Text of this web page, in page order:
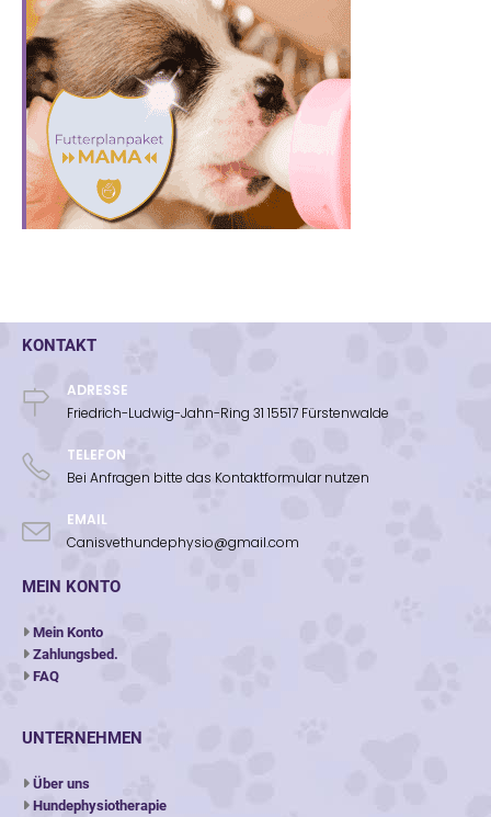
KONTAKT
ADRESSE
Friedrich-Ludwig-Jahn-Ring 31 15517 Fürstenwalde
TELEFON
Bei Anfragen bitte das Kontaktformular nutzen
EMAIL
Canisvethundephysio@gmail.com
MEIN KONTO
Mein Konto
Zahlungsbed.
FAQ
UNTERNEHMEN
Über uns
Hundephysiotherapie